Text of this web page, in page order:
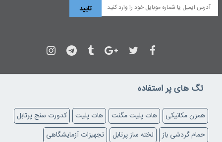
تگ های پر استفاده
همزن مکانیکی هات پلیت مگنت هات پلیت
کدورت سنج پرتابل
حمام گردشی باز
لخته ساز پرتابل
تجهیزات آزمایشگاهی